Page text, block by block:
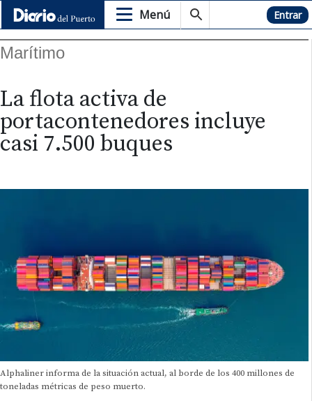
Menú Hemeroteca Entrar
Marítimo
La flota activa de
portacontenedores incluye
casi 7.500 buques
Alphaliner informa de la situación actual, al borde de los 400 millones de
toneladas métricas de peso muerto.